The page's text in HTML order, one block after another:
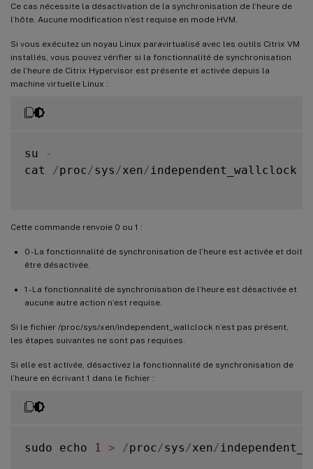
Ce cas nécessite la désactivation de la synchronisation de l’heure de
l’hôte. Aucune modification n’est requise en mode HVM.
Si vous exécutez un noyau Linux paravirtualisé avec les outils Citrix VM
installés, vous pouvez vérifier si la fonctionnalité de synchronisation
de l’heure de Citrix Hypervisor est présente et activée depuis la
machine virtuelle Linux :
su
-
cat
/proc/sys /xen/ independent_wallclock
Cette commande renvoie 0 ou 1 :
0 - La fonctionnalité de synchronisation de l’heure est activée et doit
être désactivée.
1 - La fonctionnalité de synchronisation de l’heure est désactivée et
aucune autre action n’est requise.
Si le fichier /proc/sys/xen/independent_wallclock n’est pas présent,
les étapes suivantes ne sont pas requises.
Si elle est activée, désactivez la fonctionnalité de synchronisation de
l’heure en écrivant 1 dans le fichier :
sudo echo 1 > /proc/sys /xen/